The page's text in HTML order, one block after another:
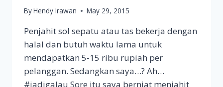
ByHendy Irawan May 29, 2015
Penjahit sol sepatu atau tas bekerja dengan
halal dan butuh waktu lama untuk
mendapatkan 5-15 ribu rupiah per
pelanggan. Sedangkan saya…? Ah…
#jadigalau Sore itu saya berniat menjahit